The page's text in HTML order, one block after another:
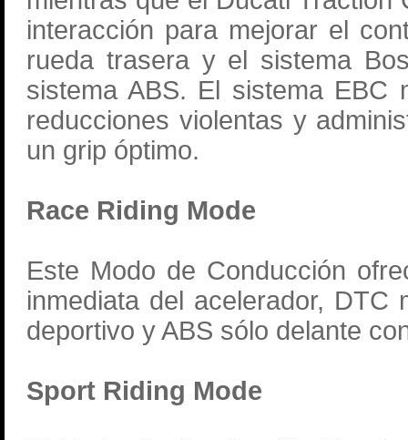
interacción para mejorar el
rueda trasera y el sistema
sistema ABS. El sistema EBC
reducciones violentas y
un grip óptimo.
Race Riding Mode
Este Modo de Conducción
inmediata del acelerador,
deportivo y ABS sólo delante
Sport Riding Mode